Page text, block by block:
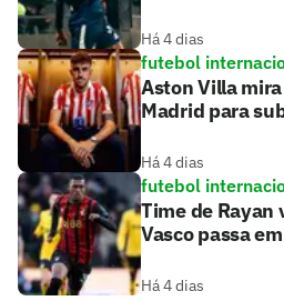
Há 4 dias
futebol
Aston Villa
Madrid para
Há 4 dias
futebol
Time de Rayan
Vasco passa
Há 4 dias